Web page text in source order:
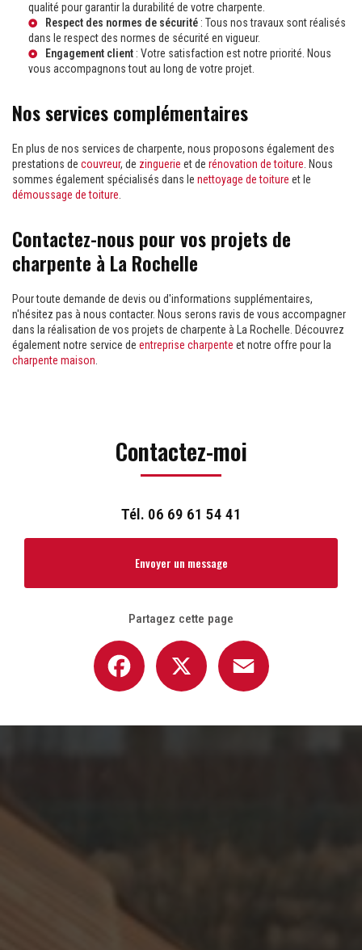
qualité pour garantir la durabilité de votre charpente.
Respect des normes de sécurité : Tous nos travaux sont réalisés
dans le respect des normes de sécurité en vigueur.
Engagement client : Votre satisfaction est notre priorité. Nous
vous accompagnons tout au long de votre projet.
Nos services complémentaires
En plus de nos services de charpente, nous proposons également des
prestations de couvreur, de zinguerie et de rénovation de toiture. Nous
sommes également spécialisés dans le nettoyage de toiture et le
démoussage de toiture.
Contactez-nous pour vos projets de
charpente à La Rochelle
Pour toute demande de devis ou d'informations supplémentaires,
n'hésitez pas à nous contacter. Nous serons ravis de vous accompagner
dans la réalisation de vos projets de charpente à La Rochelle. Découvrez
également notre service de entreprise charpente et notre offre pour la
charpente maison.
Contactez-moi
Tél. 06 69 61 54 41
Envoyer un message
Partagez cette page
Facebook